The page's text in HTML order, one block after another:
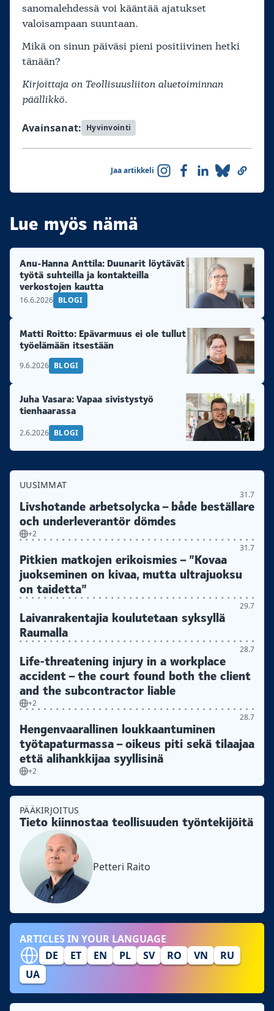
sanomalehdessä voi kääntää ajatukset
valoisampaan suuntaan.
Mikä on sinun päiväsi pieni positiivinen hetki
tänään?
Kirjoittaja on Teollisuusliiton aluetoiminnan
päällikkö.
Avainsanat: Hyvinvointi
Jaa artikkeli
Lue myös nämä
Anu-Hanna Anttila: Duunarit löytävät
työtä suhteilla ja kontakteilla
verkostojen kautta
16.6.2026 BLOGI
Matti Roitto: Epävarmuus ei ole tullut
työelämään itsestään
9.6.2026 BLOGI
Juha Vasara: Vapaa sivistystyö
tienhaarassa
2.6.2026 BLOGI
UUSIMMAT
31.7
Livshotande arbetsolycka – både beställare
och underleverantör dömdes
+2
31.7
Pitkien matkojen erikoismies – ”Kovaa
juokseminen on kivaa, mutta ultrajuoksu
on taidetta”
29.7
Laivanrakentajia koulutetaan syksyllä
Raumalla
28.7
Life-threatening injury in a workplace
accident – the court found both the client
and the subcontractor liable
+2
28.7
Hengenvaarallinen loukkaantuminen
työtapaturmassa – oikeus piti sekä tilaajaa
että alihankkijaa syyllisinä
+2
PÄÄKIRJOITUS
Tieto kiinnostaa teollisuuden työntekijöitä
Petteri Raito
ARTICLES IN YOUR LANGUAGE
DE
ET EN PL SV RO VN
RU
UA